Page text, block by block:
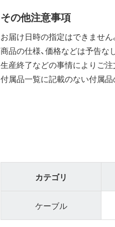
その他注意事項
お届け日時の指定はできません
商品の仕様、価格などは予告な
生産終了などの事情によりご
付属品一覧に記載のない付属
カテゴリ
ケーブル